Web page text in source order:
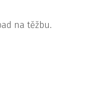
na těžbu.